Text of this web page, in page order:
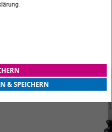
& SPEICHERN